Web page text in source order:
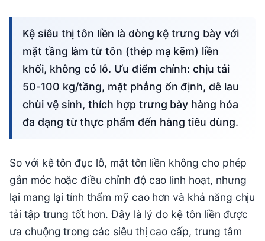
Kệ siêu thị tôn liền là dòng kệ trưng bày với
mặt tầng làm từ tôn (thép mạ kẽm) liền
khối, không có lỗ. Ưu điểm chính: chịu tải
50-100 kg/tầng, mặt phẳng ổn định, dễ lau
chùi vệ sinh, thích hợp trưng bày hàng hóa
đa dạng từ thực phẩm đến hàng tiêu dùng.
So với kệ tôn đục lỗ, mặt tôn liền không cho phép
gắn móc hoặc điều chỉnh độ cao linh hoạt, nhưng
lại mang lại tính thẩm mỹ cao hơn và khả năng chịu
tải tập trung tốt hơn. Đây là lý do kệ tôn liền được
ưa chuộng trong các siêu thị cao cấp, trung tâm